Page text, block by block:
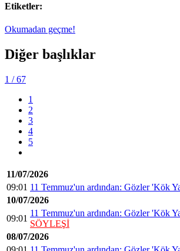
Etiketler:
Okumadan geçme!
Diğer başlıklar
1 / 67
1
2
3
4
5
11/07/2026
09:01 11 Temmuz'un ardından: Gözler 'Kök
10/07/2026
09:01
11 Temmuz'un ardından: Gözler 'Kök
SÖYLEŞİ
08/07/2026